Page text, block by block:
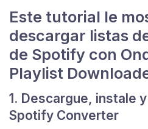
Este tutorial le
descargar listas
de Spotify con
Playlist
1. Descargue, instale
Spotify Converter